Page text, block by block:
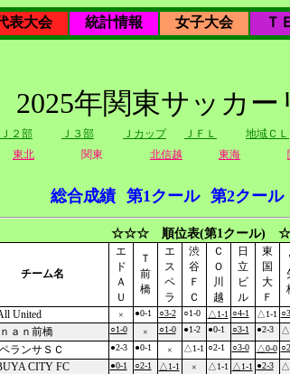
表大会 統計情報 女子大会 Ｔ
2025年関東サッカー
Ｊ２部 Ｊ３部 Ｊカップ ＪＦＬ 地域ＣＬ
東北 関東 北信越 東海
総合成績 第1クール 第2クール
☆☆☆ 順位表(第1クール)
チーム名
エ
ド
Ａ
Ｕ
Ｔ
前
橋
エ
ス
ペ
ラ
渋
谷
Ｆ
Ｃ
Ｃ
Ｏ
川
越
日
立
ビ
ル
東
国
大
Ｆ
United × ●0-1 ○3-2 ○1-0 △1-1 ○4-1 △1-1
ａｎ前橋 ○1-0 × ○1-0 ●1-2 ●0-1 ○3-1 ●2-3
ランサＳＣ ●2-3 ●0-1 × △1-1 ○2-1 ○3-0 △0-0
CITY FC ●0-1 ○2-1 △1-1 × △1-1 △1-1 ●2-3